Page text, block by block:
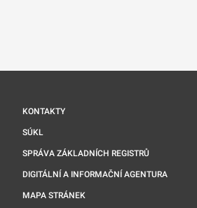
KONTAKTY
SÚKL
SPRÁVA ZÁKLADNÍCH REGISTRŮ
DIGITÁLNÍ A INFORMAČNÍ AGENTURA
MAPA STRÁNEK